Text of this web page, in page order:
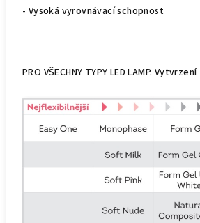
- Vysoká vyrovnávací schopnost
PRO VŠECHNY TYPY LED LAMP.